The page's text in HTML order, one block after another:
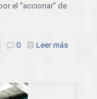
el “accionar” de
0 Leer más